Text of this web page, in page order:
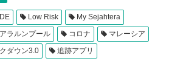
Low Risk
My Sejahtera
ラルンプール コロナ
マレーシア
ダウン3.0 追跡アプリ